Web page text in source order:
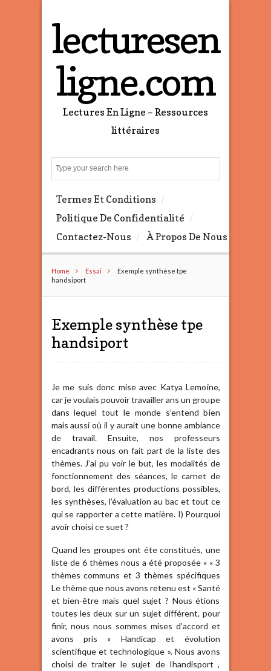
lecturesen
ligne.com
Lectures En Ligne – Ressources
littéraires
e
Termes Et Conditions
Politique De Confidentialité
Contactez-Nous
À Propos De Nous
Home Essai
Exemple synthèse tpe
handsiport
Exemple synthèse tpe
handsiport
Je me suis donc mise avec Katya Lemoine,
car je voulais pouvoir travailler ans un groupe
dans lequel tout le monde s’entend bien
mais aussi où il y aurait une bonne ambiance
de travail. Ensuite, nos professeurs
encadrants nous on fait part de la liste des
thèmes. J’ai pu voir le but, les modalités de
fonctionnement des séances, le carnet de
bord, les différentes productions possibles,
les synthèses, l’évaluation au bac et tout ce
qui se rapporter a cette matière. I) Pourquoi
avoir choisi ce suet ?
Quand les groupes ont éte constitués, une
liste de 6 thèmes nous a été proposée « « 3
thèmes communs et 3 thèmes spécifiques
Le thème que nous avons retenu est « Santé
et bien-être mais quel sujet ? Nous étions
toutes les deux sur un sujet différent, pour
finir, nous nous sommes mises d’accord et
avons pris « Handicap et évolution
scientifique et technologique ». Nous avons
choisi de traiter le sujet de Ihandisport ,